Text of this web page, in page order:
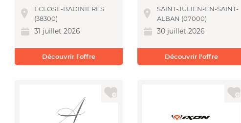
ECLOSE-BADINIERES
(38300)
31 juillet 2026
Découvrir l'offre
SAINT-JULIEN-EN-SAINT-
ALBAN (07000)
30 juillet 2026
Découvrir l'offre